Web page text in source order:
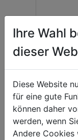
Ihre Wahl
dieser
Diese Website
für eine gute
können daher
werden, wenn
Andere Cookies